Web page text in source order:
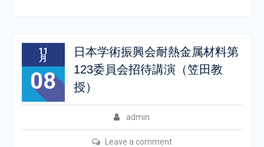
11
月
08
日本学術振興会耐熱金属材料第
123委員会招待講演（笠田教
授）
admin
Leave a comment